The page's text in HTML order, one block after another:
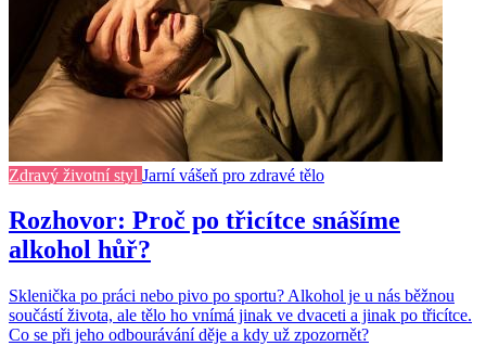
Zdravý životní styl Jarní vášeň pro zdravé tělo
Rozhovor: Proč po třicítce snášíme
alkohol hůř?
Sklenička po práci nebo pivo po sportu? Alkohol je u nás běžnou
součástí života, ale tělo ho vnímá jinak ve dvaceti a jinak po třicítce.
Co se při jeho odbourávání děje a kdy už zpozornět?